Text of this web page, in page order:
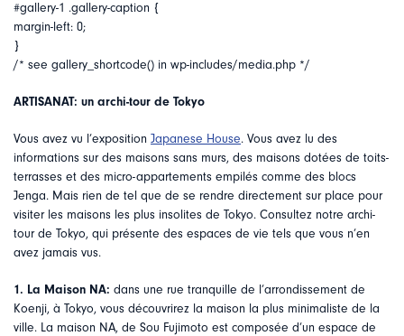
#gallery-1 .gallery-caption {
margin-left: 0;
}
/* see gallery_shortcode() in wp-includes/media.php */
ARTISANAT: un archi-tour de Tokyo
Vous avez vu l’exposition Japanese House. Vous avez lu des
informations sur des maisons sans murs, des maisons dotées de toits-
terrasses et des micro-appartements empilés comme des blocs
Jenga. Mais rien de tel que de se rendre directement sur place pour
visiter les maisons les plus insolites de Tokyo. Consultez notre archi-
tour de Tokyo, qui présente des espaces de vie tels que vous n’en
avez jamais vus.
1. La Maison NA: dans une rue tranquille de l’arrondissement de
Koenji, à Tokyo, vous découvrirez la maison la plus minimaliste de la
ville. La maison NA, de Sou Fujimoto est composée d’un espace de